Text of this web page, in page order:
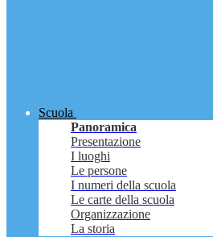
Scuola
Panoramica
Presentazione
I luoghi
Le persone
I numeri della scuola
Le carte della scuola
Organizzazione
La storia